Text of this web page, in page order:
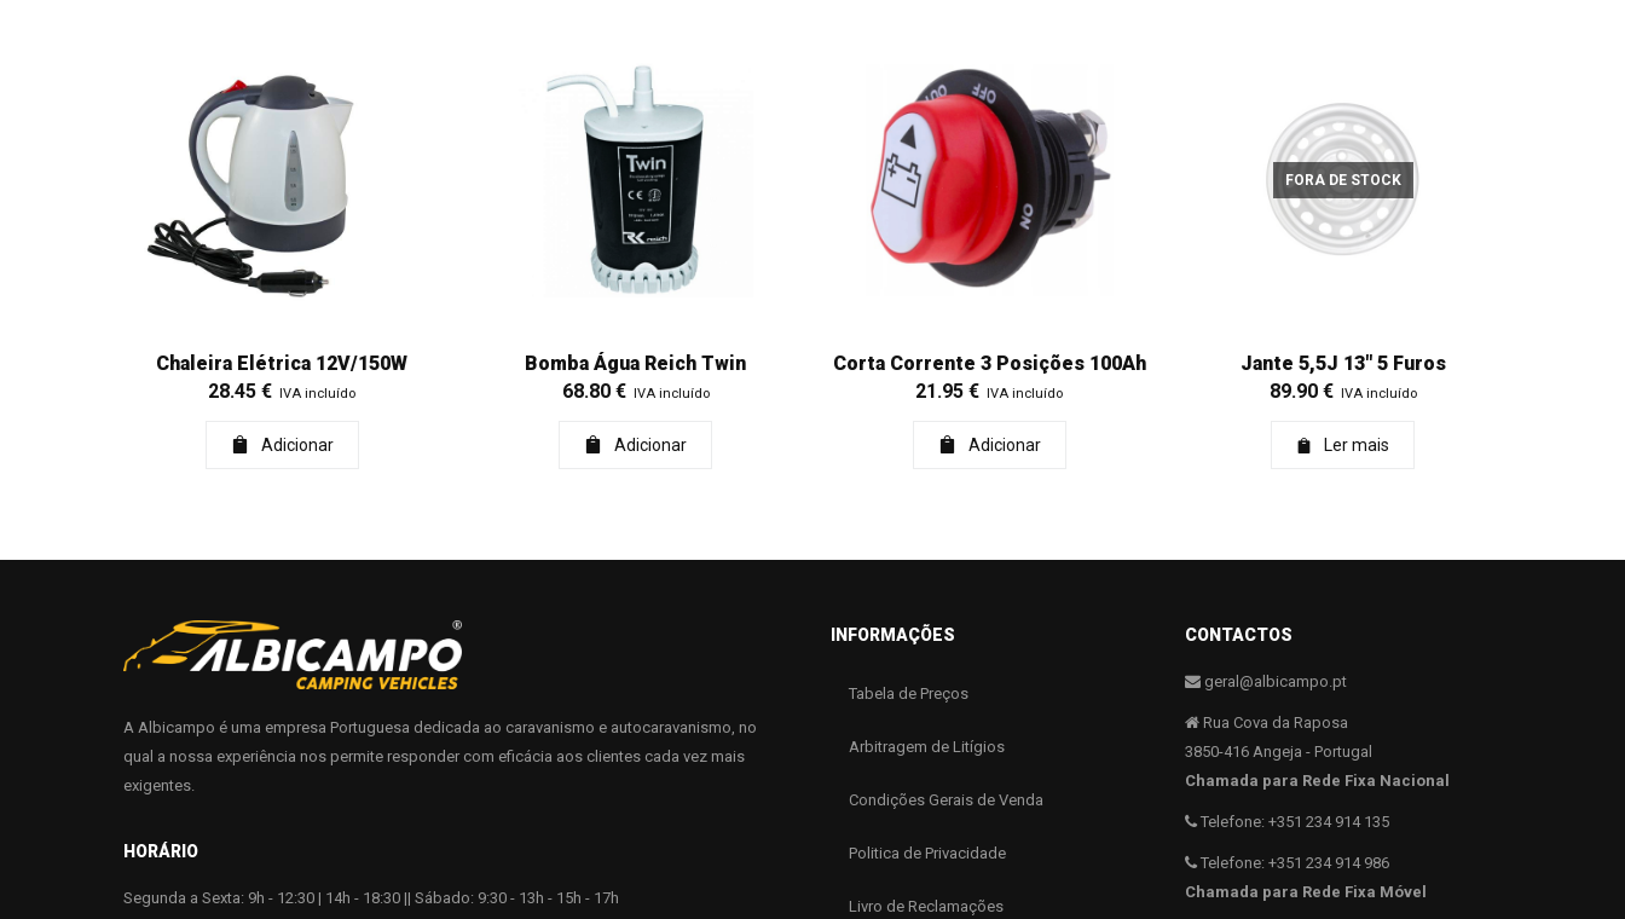
Chaleira Elétrica 12V/150W
28.45€ IVA incluído
Adicionar
Bomba Água Reich Twin
68.80 € IVA incluído
Adicionar
Corta Corrente 3 Posições 100Ah
21.95€ IVA incluído
Adicionar
FORA DE STOCK
Jante 5,5J 13" 5 Furos
89.90 € IVA incluído
Ler mais
A Albicampo é uma empresa Portuguesa dedicada ao caravanismo e autocaravanismo, no
qual a nossa experiência nos permite responder com eficácia aos clientes cada vez mais
exigentes.
HORÁRIO
Segunda a Sexta: 9h - 12:30 | 14h - 18:30 || Sábado: 9:30 - 13h - 15h - 17h
INFORMAÇÕES
Tabela de Preços
Arbitragem de Litígios
Condições Gerais de Venda
Politica de Privacidade
Livro de Reclamações
CONTACTOS
geral@albicampo.pt
Rua Cova da Raposa
3850-416 Angeja - Portugal
Chamada para Rede Fixa Nacional
Telefone: +351 234 914 135
Telefone: +351 234 914 986
Chamada para Rede Fixa Móvel